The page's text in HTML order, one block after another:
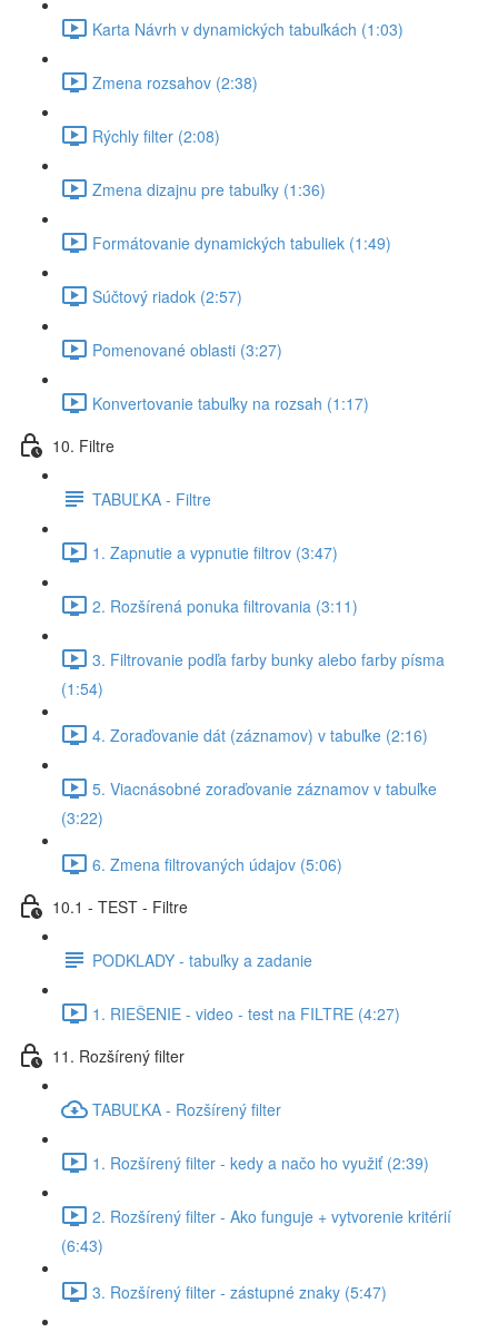
Karta Návrh v dynamických tabuľkách (1:03)
Zmena rozsahov (2:38)
Rýchly filter (2:08)
Zmena dizajnu pre tabuľky (1:36)
Formátovanie dynamických tabuliek (1:49)
Súčtový riadok (2:57)
Pomenované oblasti (3:27)
Konvertovanie tabuľky na rozsah (1:17)
10. Filtre
TABUĽKA - Filtre
1. Zapnutie a vypnutie filtrov (3:47)
2. Rozšírená ponuka filtrovania (3:11)
3. Filtrovanie podľa farby bunky alebo farby písma
(1:54)
4. Zoraďovanie dát (záznamov) v tabuľke (2:16)
5. Viacnásobné zoraďovanie záznamov v tabuľke
(3:22)
6. Zmena filtrovaných údajov (5:06)
10.1 - TEST - Filtre
PODKLADY - tabuľky a zadanie
1. RIEŠENIE - video - test na FILTRE (4:27)
11. Rozšírený filter
TABUĽKA - Rozšírený filter
1. Rozšírený filter - kedy a načo ho využiť (2:39)
2. Rozšírený filter - Ako funguje + vytvorenie kritérií
(6:43)
3. Rozšírený filter - zástupné znaky (5:47)